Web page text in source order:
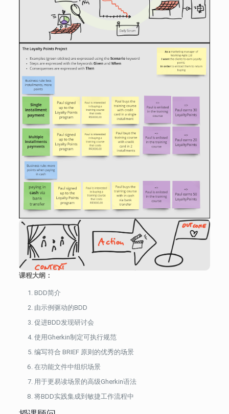
课程大纲：
BDD简介
由示例驱动的BDD
促进BDD发现研讨会
使用Gherkin制定可执行规范
编写符合 BRIEF 原则的优秀的场景
在功能文件中组织场景
用于更易读场景的高级Gherkin语法
将BDD实践集成到敏捷工作流程中